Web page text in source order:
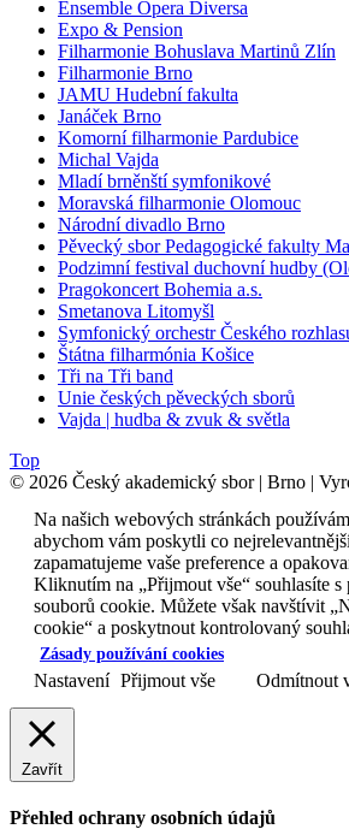
Ensemble Opera Diversa
Expo & Pension
Filharmonie Bohuslava Martinů Zlín
Filharmonie Brno
JAMU Hudební fakulta
Janáček Brno
Komorní filharmonie Pardubice
Michal Vajda
Mladí brněnští symfonikové
Moravská filharmonie Olomouc
Národní divadlo Brno
Pěvecký sbor Pedagogické fakulty
Podzimní festival duchovní hudby
Pragokoncert Bohemia a.s.
Smetanova Litomyšl
Symfonický orchestr Českého
Štátna filharmónia Košice
Tři na Tři band
Unie českých pěveckých sborů
Vajda | hudba & zvuk & světla
Top
© 2026 Český akademický sbor | Brno |
Na našich webových stránkách
abychom vám poskytli co
zapamatujeme vaše preference a
Kliknutím na „Přijmout vše“ souhlasíte
souborů cookie. Můžete však navštívit
cookie“ a poskytnout kontrolovaný
Zásady používání cookies
Nastavení Přijmout vše Odmítnout
Zavřít
Přehled ochrany osobních údajů